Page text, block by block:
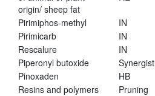
origin/ sheep fat
Pirimiphos-methyl IN
Pirimicarb
IN
Rescalure
IN
Piperonyl butoxide
Synergist
Pinoxaden
HB
Resins and polymers
Pruning